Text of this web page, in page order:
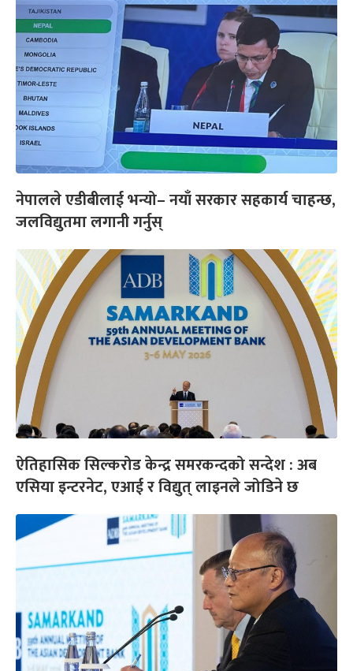
नेपालले एडीबीलाई भन्यो– नयाँ सरकार सहकार्य चाहन्छ,
जलविद्युतमा लगानी गर्नुस्
ऐतिहासिक सिल्करोड केन्द्र समरकन्दको सन्देश : अब
एसिया इन्टरनेट, एआई र विद्युत् लाइनले जोडिने छ